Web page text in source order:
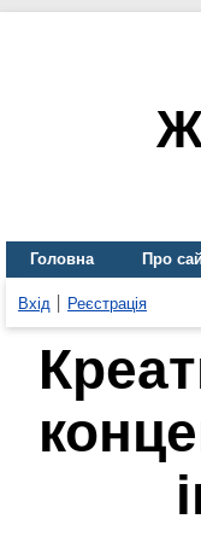
Головна Про
Вхід Реєстрація